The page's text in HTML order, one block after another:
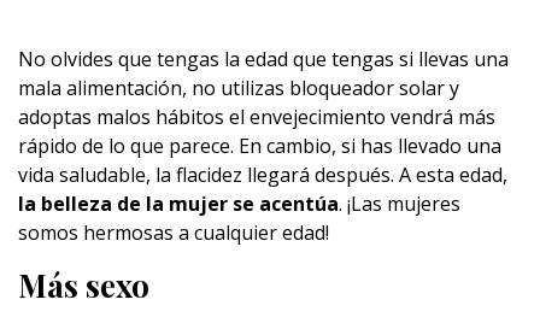
No olvides que tengas la edad que tengas si llevas una
mala alimentación, no utilizas bloqueador solar y
adoptas malos hábitos el envejecimiento vendrá más
rápido de lo que parece. En cambio, si has llevado una
vida saludable, la flacidez llegará después. A esta edad,
la belleza de la mujer se acentúa. ¡Las mujeres
somos hermosas a cualquier edad!
Más sexo